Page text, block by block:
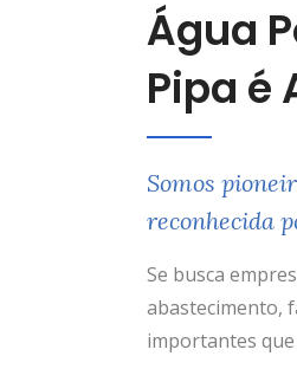
Água
Pipa é
Somos
reconhecida
Se busca
abastecimento,
importantes